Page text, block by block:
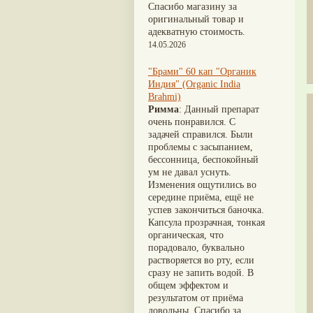
(3)
Аштаваргам
Брихатьяди(3)
Видарьяди(3)
Гуггул
Дханвантарам 101(3)
Дханвантарам тайлам(3)
Кайлаш дживан(3)
Кальянака гритам(3)
Кримикутхар рас(3)
Кунжутное масло (3)
Кутаджа(3)
Кширабала(3)
Лив 52(3)
more...
Шиладжит
(19)
Кориандр
Зира(17)
Крапива индийская(17)
Патола
Холарена - Кутаджа(17)
Шионака(17)
Аджван/Ажгон(16)
Акация катеху(16)
Кальций(16)
Укроп пахучий(16)
Дашамула(15)
Лодхра(14)
Моринга(14)
Перец кубеба(14)
Сахарный тростник
Бхунимба/Андрографис
метельчатый(13)
Гвоздика(13)
Кассия трубчатая(13)
Мезуя железная(13)
Спасибо магазину за
оригинальный товар и
адекватную стоимость.
14.05.2026
"Брами" 60 кап "Органик
Индия" (Organic India
Brahmi)
Римма: Данный препарат
очень понравился. С
задачей справился. Были
проблемы с засыпанием,
бессонница, беспокойный
ум не давал уснуть.
Изменения ощутились во
середине приёма, ещё не
успев закончиться баночка.
Капсула прозрачная, тонкая
органическая, что
порадовало, буквально
растворяется во рту, если
сразу не запить водой. В
общем эффектом и
результатом от приёма
довольны. Спасибо за